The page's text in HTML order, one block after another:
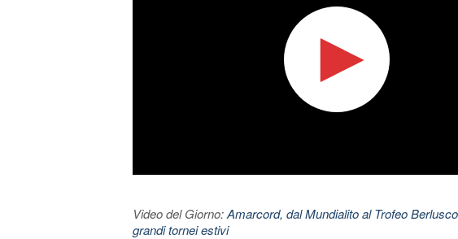
Video del Giorno:Amarcord, dal Mundialito al Trofeo
grandi tornei estivi